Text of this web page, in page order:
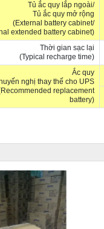
Tủ ắc quy lắp ngoài/
Tủ ắc quy mở rộng
(External battery cabinet/
extended battery cabinet)
Thời gian sạc lại
(Typical recharge time)
Ắc quy
nghị thay thế cho UPS
replacement
battery)